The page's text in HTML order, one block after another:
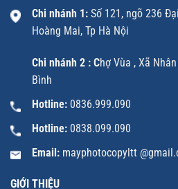
Chi nhánh 1: Số 121, ngõ 236
Hoàng Mai, Tp Hà Nội
Chi nhánh 2 : Chợ Vùa , Xã
Bình
Hotline: 0836.999.090
Hotline: 0838.099.090
Email: mayphotocopyltt
GIỚI THIỆU